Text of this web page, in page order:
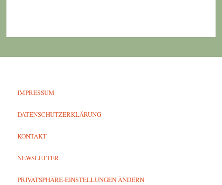
IMPRESSUM
DATENSCHUTZERKLÄRUNG
KONTAKT
NEWSLETTER
PRIVATSPHÄRE-EINSTELLUNGEN ÄNDERN